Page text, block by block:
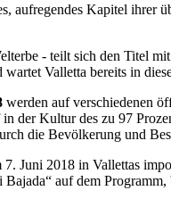
aufregendes Kapitel ihrer
- teilt sich den Titel
wartet Valletta bereits in
werden auf verschiedenen
der Kultur des zu 97
die Bevölkerung und
7. Juni 2018 in Vallettas
auf dem